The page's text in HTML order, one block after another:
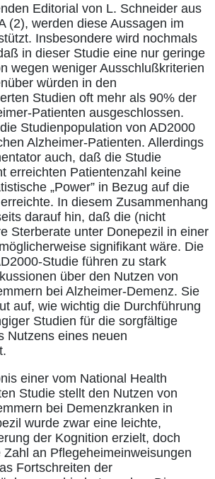
Editorial von L. Schneider aus
(2), werden diese Aussagen im
Insbesondere wird nochmals
in dieser Studie eine nur geringe
wegen weniger Ausschlußkriterien
würden in den
Studien oft mehr als 90% der
Patienten ausgeschlossen.
Studienpopulation von AD2000
Alzheimer-Patienten. Allerdings
auch, daß die Studie
erreichten Patientenzahl keine
„Power” in Bezug auf die
In diesem Zusammenhang
darauf hin, daß die (nicht
Sterberate unter Donepezil in einer
signifikant wäre. Die
Studie führen zu stark
über den Nutzen von
bei Alzheimer-Demenz. Sie
auf, wie wichtig die Durchführung
Studien für die sorgfältige
Nutzens eines neuen
einer vom National Health
Studie stellt den Nutzen von
bei Demenzkranken in
wurde zwar eine leichte,
der Kognition erzielt, doch
an Pflegeheimeinweisungen
Fortschreiten der